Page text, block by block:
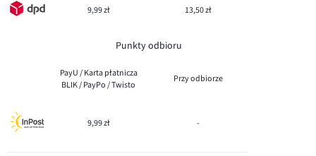
9,99 zł 13,50 zł
Punkty odbioru
PayU / Karta płatnicza
BLIK / PayPo / Twisto
Przy odbiorze
9,99 zł -